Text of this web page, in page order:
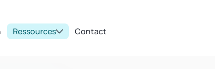
Ressources Contact